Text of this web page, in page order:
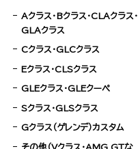
Aクラス・Bクラス・CLAクラス・
GLAクラス
Cクラス・GLCクラス
Eクラス・CLSクラス
GLEクラス・GLEクーペ
Sクラス・GLSクラス
Gクラス（ゲレンデ）カスタム
その他（Vクラス・AMG GTな